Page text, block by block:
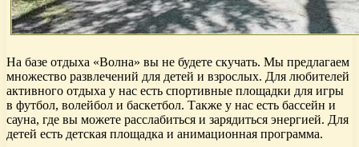
На базе отдыха «Волна» вы не будете скучать. Мы предлагаем
множество развлечений для детей и взрослых. Для любителей
активного отдыха у нас есть спортивные площадки для игры
в футбол, волейбол и баскетбол. Также у нас есть бассейн и
сауна, где вы можете расслабиться и зарядиться энергией. Для
детей есть детская площадка и анимационная программа.